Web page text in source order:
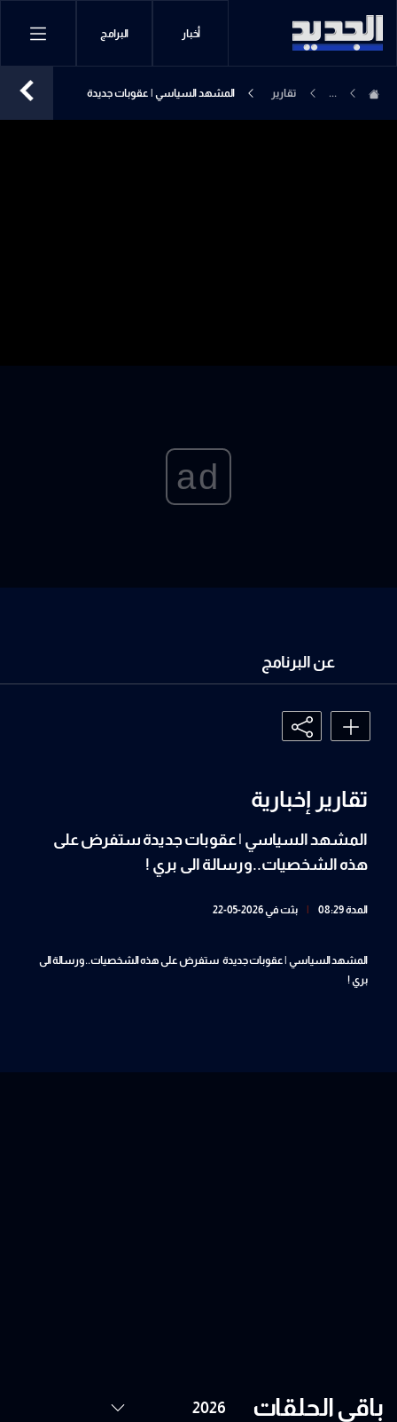
أخبار البرامج
...
تقارير
المشهد السياسي | عقوبات جديدة
ad
عن البرنامج
تقارير إخبارية
المشهد السياسي | عقوبات جديدة ستفرض على
هذه الشخصيات..ورسالة الى بري !
المدة 08:29 بثت في 2026-05-22
المشهد السياسي | عقوبات جديدة ستفرض على هذه الشخصيات..ورسالة الى
بري !
باقي الحلقات